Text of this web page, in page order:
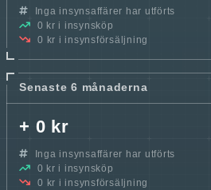
Inga insynsaffärer har utförts
0 kr i insynsköp
0 kr i insynsförsäljning
Senaste 6 månaderna
+ 0 kr
Inga insynsaffärer har utförts
0 kr i insynsköp
0 kr i insynsförsäljning